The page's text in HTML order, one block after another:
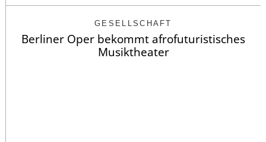
GESELLSCHAFT
Berliner Oper bekommt afrofuturistisches
Musiktheater